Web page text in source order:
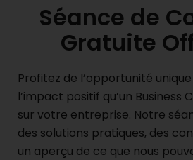
Séance de
Gratuite
Profitez de l’opportunité
l’impact positif qu’un Business
sur votre entreprise. Notre
des solutions pratiques, des
un aperçu de ce que nous